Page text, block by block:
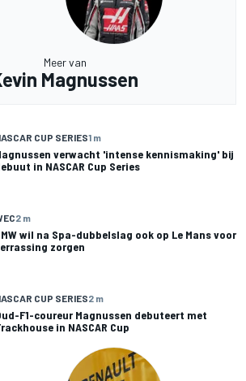
Meer van
Magnussen
CUP SERIES1 m
verwacht 'intense kennismaking' bij
in NASCAR Cup Series
2 m
wil na Spa-dubbelslag ook op Le Mans voor
zorgen
CUP SERIES2 m
F1-coureur Magnussen debuteert met
in NASCAR Cup